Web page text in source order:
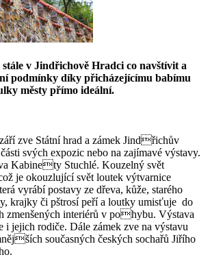
v Jindřichově Hradci co navštívit a
podmínky díky přicházejícímu babímu
městy přímo ideální.
zve Státní hrad a zámek Jindřichův
svých expozic nebo na zajímavé výstavy.
Kabinety Stuchlé. Kouzelný svět
je okouzlující svět loutek výtvarnice
vyrábí postavy ze dřeva, kůže, starého
krajky či pštrosí peří a loutky umisťuje do
zmenšených interiérů v pohybu. Výstava
i jejich rodiče. Dále zámek zve na výstavu
současných českých sochařů Jiřího